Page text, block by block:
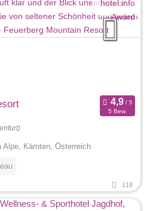
5 Bew.
Alpe, Kärnten, Österreich
118